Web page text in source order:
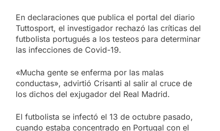
En declaraciones que publica el portal del diario
Tuttosport, el investigador rechazó las críticas del
futbolista portugués a los testeos para determinar
las infecciones de Covid-19.
«Mucha gente se enferma por las malas
conductas», advirtió Crisanti al salir al cruce de
los dichos del exjugador del Real Madrid.
El futbolista se infectó el 13 de octubre pasado,
cuando estaba concentrado en Portugal con el